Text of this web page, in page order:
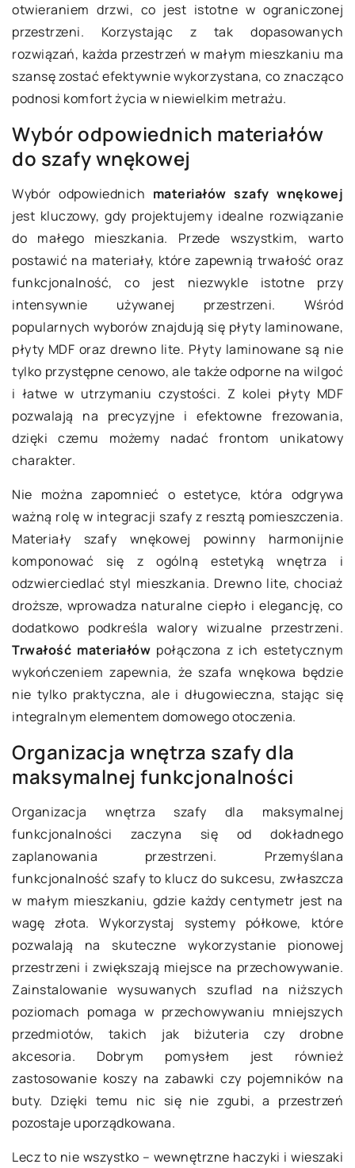
otwieraniem drzwi, co jest istotne w ograniczonej
przestrzeni. Korzystając z tak dopasowanych
rozwiązań, każda przestrzeń w małym mieszkaniu ma
szansę zostać efektywnie wykorzystana, co znacząco
podnosi komfort życia w niewielkim metrażu.
Wybór odpowiednich materiałów
do szafy wnękowej
Wybór odpowiednich materiałów szafy wnękowej
jest kluczowy, gdy projektujemy idealne rozwiązanie
do małego mieszkania. Przede wszystkim, warto
postawić na materiały, które zapewnią trwałość oraz
funkcjonalność, co jest niezwykle istotne przy
intensywnie używanej przestrzeni. Wśród
popularnych wyborów znajdują się płyty laminowane,
płyty MDF oraz drewno lite. Płyty laminowane są nie
tylko przystępne cenowo, ale także odporne na wilgoć
i łatwe w utrzymaniu czystości. Z kolei płyty MDF
pozwalają na precyzyjne i efektowne frezowania,
dzięki czemu możemy nadać frontom unikatowy
charakter.
Nie można zapomnieć o estetyce, która odgrywa
ważną rolę w integracji szafy z resztą pomieszczenia.
Materiały szafy wnękowej powinny harmonijnie
komponować się z ogólną estetyką wnętrza i
odzwierciedlać styl mieszkania. Drewno lite, chociaż
droższe, wprowadza naturalne ciepło i elegancję, co
dodatkowo podkreśla walory wizualne przestrzeni.
Trwałość materiałów połączona z ich estetycznym
wykończeniem zapewnia, że szafa wnękowa będzie
nie tylko praktyczna, ale i długowieczna, stając się
integralnym elementem domowego otoczenia.
Organizacja wnętrza szafy dla
maksymalnej funkcjonalności
Organizacja wnętrza szafy dla maksymalnej
funkcjonalności zaczyna się od dokładnego
zaplanowania przestrzeni. Przemyślana
funkcjonalność szafy to klucz do sukcesu, zwłaszcza
w małym mieszkaniu, gdzie każdy centymetr jest na
wagę złota. Wykorzystaj systemy półkowe, które
pozwalają na skuteczne wykorzystanie pionowej
przestrzeni i zwiększają miejsce na przechowywanie.
Zainstalowanie wysuwanych szuflad na niższych
poziomach pomaga w przechowywaniu mniejszych
przedmiotów, takich jak biżuteria czy drobne
akcesoria. Dobrym pomysłem jest również
zastosowanie koszy na zabawki czy pojemników na
buty. Dzięki temu nic się nie zgubi, a przestrzeń
pozostaje uporządkowana.
Lecz to nie wszystko – wewnętrzne haczyki i wieszaki